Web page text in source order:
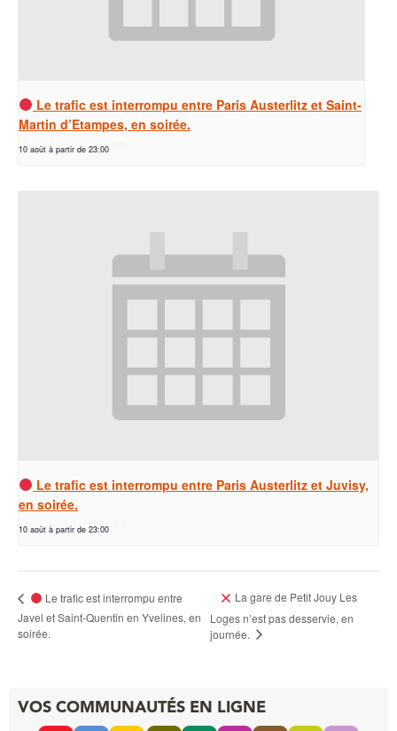
Le trafic est interrompu entre Paris Austerlitz et Saint-
Martin d’Etampes, en soirée.
10 août à partir de 23:00
Le trafic est interrompu entre Paris Austerlitz et Juvisy,
en soirée.
10 août à partir de 23:00
Le trafic est interrompu entre
Javel et Saint-Quentin en Yvelines, en
soirée.
La gare de Petit Jouy Les
Loges n’est pas desservie, en
journée.
VOS COMMUNAUTÉS EN LIGNE